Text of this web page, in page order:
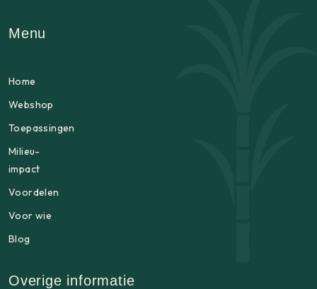
Menu
Home
Webshop
Toepassingen
Milieu-
impact
Voordelen
Voor wie
Blog
Overige informatie